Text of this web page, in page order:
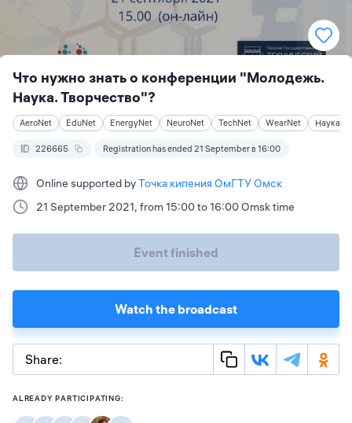
Что нужно знать о конференции "Молодежь.
Наука. Творчество"?
AeroNet EduNet EnergyNet NeuroNet TechNet WearNet Наука и
226665 Registration has ended 21 September в 16:00
Online supported byТочка кипения ОмГТУ Омск
21 September 2021, from 15:00 to 16:00 Omsk time
Event finished
Watch the broadcast
Share:
ALREADY PARTICIPATING: